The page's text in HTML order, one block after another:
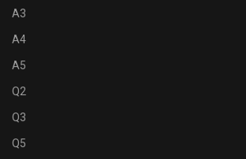
A3
A4
A5
Q2
Q3
Q5